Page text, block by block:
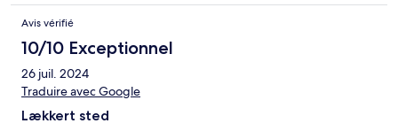
Avis vérifié
10/10 Exceptionnel
26 juil. 2024
Traduire avec Google
Lækkert sted